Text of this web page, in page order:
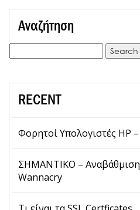
Αναζήτηση
for:
RECENT
Φορητοί Υπολογιστές HP
ΣΗΜΑΝΤΙΚΟ –
Wannacry